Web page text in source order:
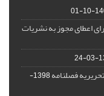
اعطای مجوز به نشریات
فصلنامه
1398-